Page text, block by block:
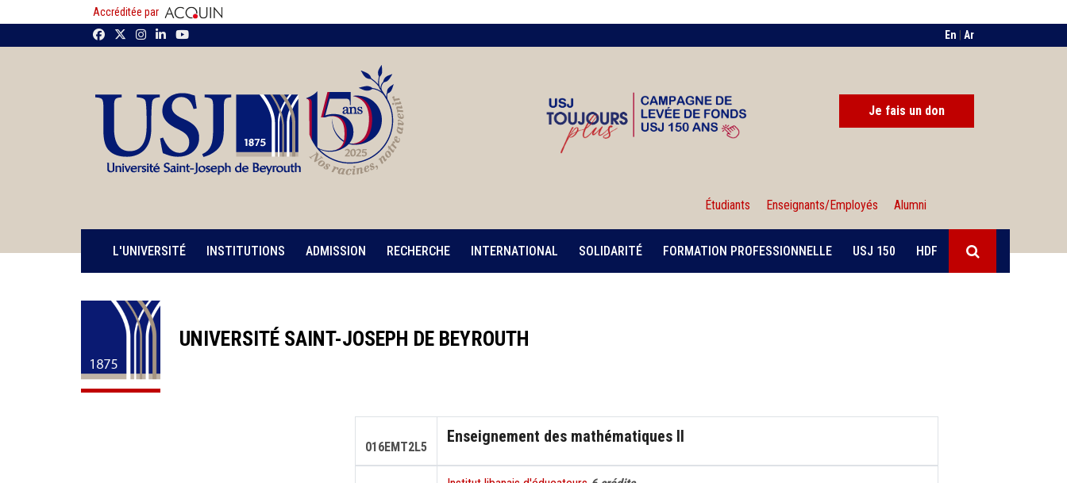
Accréditée par
En
Ar
Je fais un don
Étudiants Enseignants/Employés Alumni
L'UNIVERSITÉ INSTITUTIONS ADMISSION RECHERCHE INTERNATIONAL SOLIDARITÉ FORMATION PROFESSIONNELLE USJ 150 HDF
UNIVERSITÉ SAINT-JOSEPH DE BEYROUTH
016EMT2L5
Enseignement des mathématiques II